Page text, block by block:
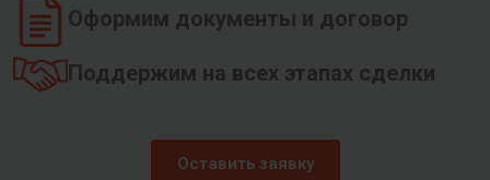
Оформим документы и договор
Поддержим на всех этапах сделки
Оставить заявку